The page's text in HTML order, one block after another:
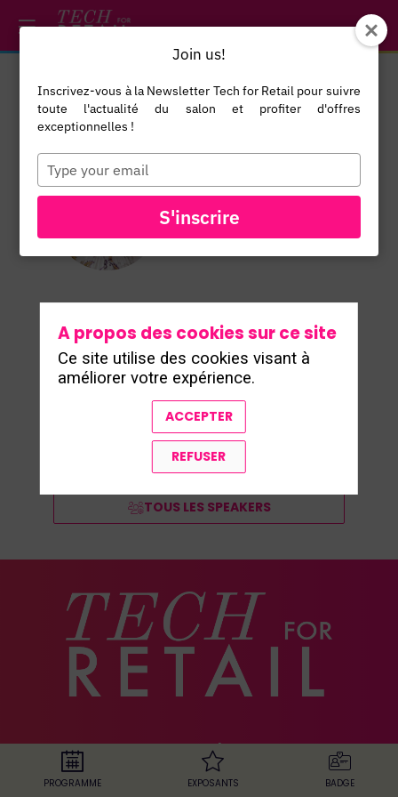
Tash
Managing
Director
Tesco Retail
Media
TOUS LES SPEAKERS
Le salon
PROGRAMME EXPOSANTS BADGE
A propos des cookies sur ce site
Ce site utilise des cookies visant à
améliorer votre expérience.
ACCEPTER
REFUSER
*/
Join us!
Inscrivez-vous à la Newsletter Tech for Retail pour suivre
toute l'actualité du salon et profiter d'offres
exceptionnelles !
Type
your
email
S'inscrire